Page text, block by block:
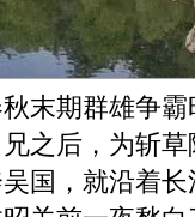
期群雄争霸
之后，为斩
国，就沿着